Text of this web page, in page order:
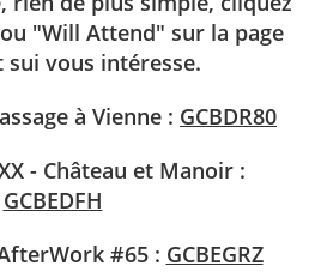
"Will Attend" sur la page
sui vous intéresse.
à Vienne : GCBDR80
- Château et Manoir :
GCBEDFH
#65 : GCBEGRZ